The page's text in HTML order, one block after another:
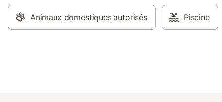
Animaux domestiques autorisés Piscine